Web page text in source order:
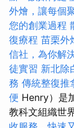
外燴，讓每個
您的創業過程
復療程 苗栗外
信社，為你解
徒實習 新北除
務 傳統整復推
便 Henry）是
教科文組織世